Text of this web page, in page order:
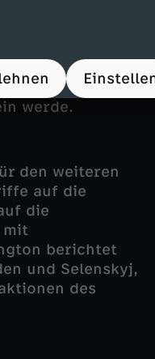
an die
Außerdem
werde.
den weiteren
auf die
die
mit
berichtet
und Selenskyj,
des